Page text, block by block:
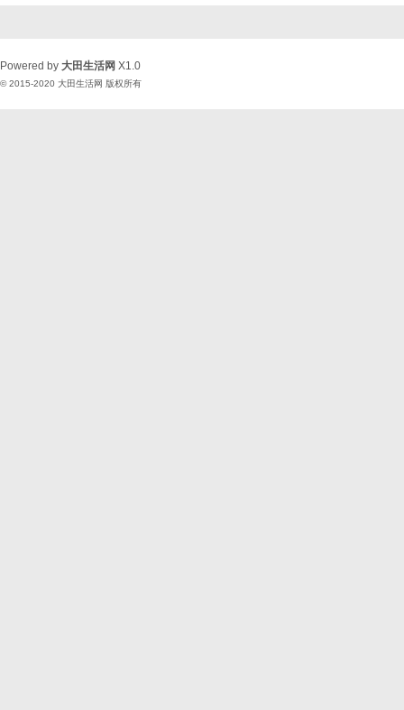
Powered by 大田生活网 X1.0
© 2015-2020 大田生活网 版权所有